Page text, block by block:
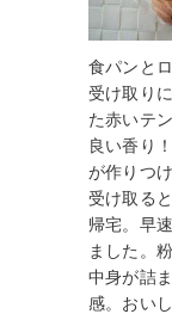
食パンと
受け取り
た赤いテ
良い香り
が作りつ
受け取る
帰宅。早
ました。
中身が詰
感。おい